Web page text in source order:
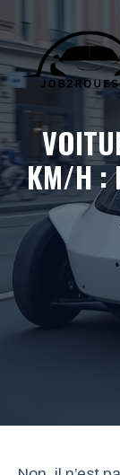
au
contenu
KM/H :